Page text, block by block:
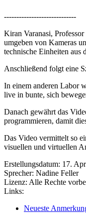
-----------------------------
Kiran Varanasi,
umgeben von Kameras
technische Einheiten aus
Anschließend folgt eine
In einem anderen Labor
live in bunte, sich
Danach gewährt das
programmieren, damit
Das Video vermittelt so
visuellen und virtuellen
Erstellungsdatum: 17.
Sprecher: Nadine Feller
Lizenz: Alle Rechte
Links:
Neueste